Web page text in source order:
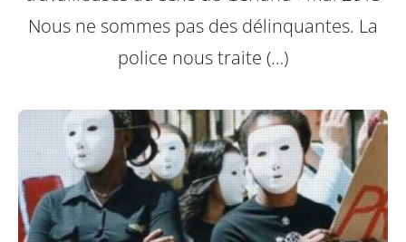
Nous ne sommes pas des délinquantes. La
police nous traite (…)